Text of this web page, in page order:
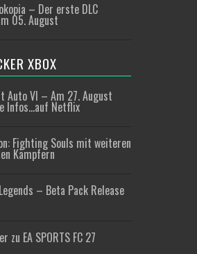
– Der erste DLC
05. August
XBOX
Auto VI – Am 27. August
Infos…auf Netflix
Fighting Souls mit weiteren
Kämpfern
– Beta Pack Release
zu EA SPORTS FC 27